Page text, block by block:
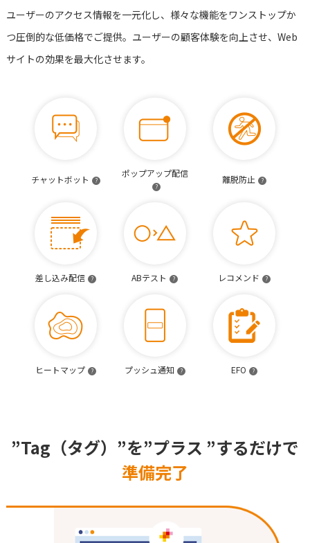
ユーザーのアクセス情報を一元化し、様々な機能をワンストップか
つ圧倒的な低価格でご提供。ユーザーの顧客体験を向上させ、Web
サイトの効果を最大化させます。
チャットボット ?
ポップアップ配信
?
離脱防止 ?
差し込み配信 ? ABテスト ? レコメンド ?
ヒートマップ ? プッシュ通知 ? EFO ?
”Tag（タグ）”を”プラス ”するだけで
準備完了